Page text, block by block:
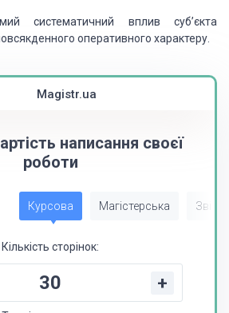
систематичний вплив суб’єкта
оперативного характеру.
Magistr.ua
написання своєї
роботи
Курсова Магістерська Звіт
Кількість сторінок:
+